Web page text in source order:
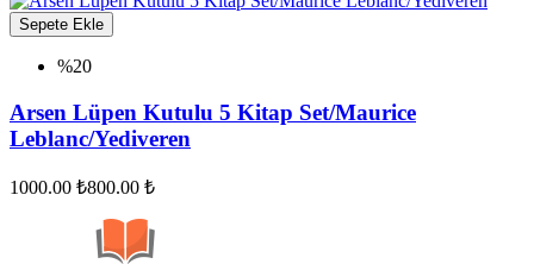
Sepete Ekle
%20
Arsen Lüpen Kutulu 5 Kitap Set/Maurice
Leblanc/Yediveren
1000.00 ₺800.00 ₺